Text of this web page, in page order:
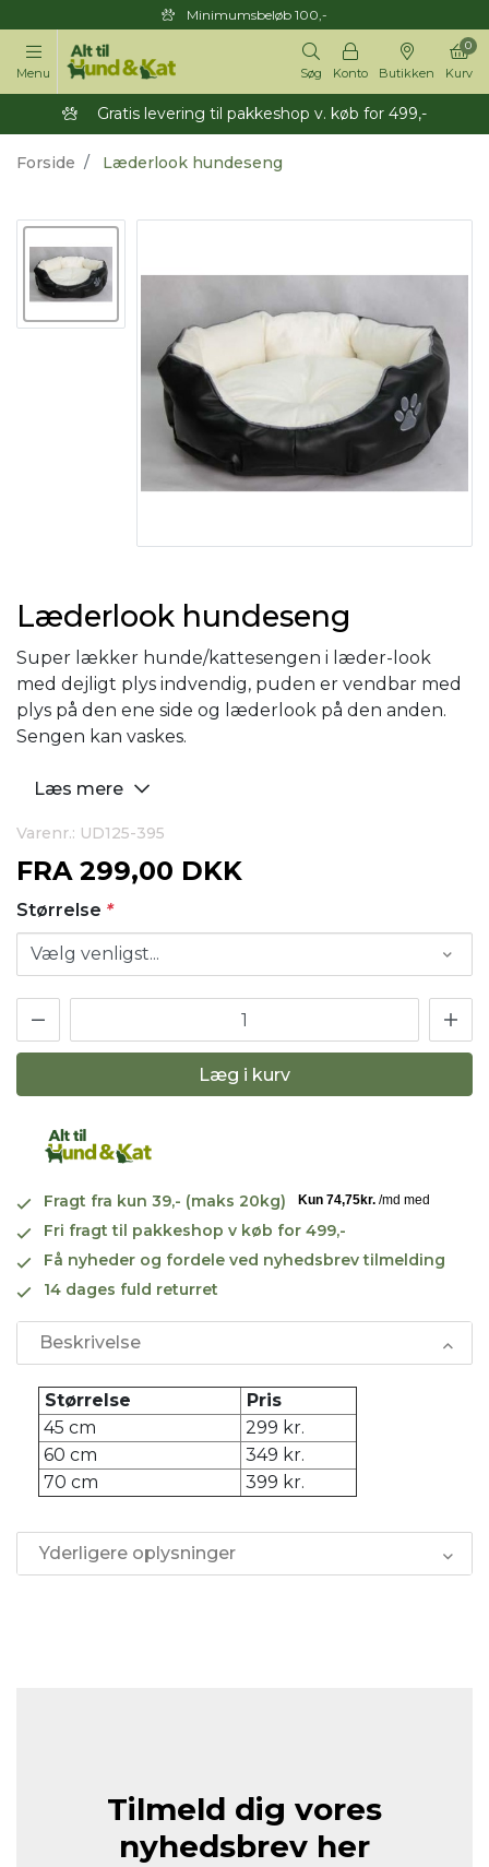
Minimumsbeløb 100,-
Menu Søg Konto Butikken Kurv
0
Gratis levering til pakkeshop v. køb for 499,-
Forside Læderlook hundeseng
Læderlook hundeseng
Super lækker hunde/kattesengen i læder-look
med dejligt plys indvendig, puden er vendbar med
plys på den ene side og læderlook på den anden.
Sengen kan vaskes.
Læs mere
Varenr.: UD125-395
FRA 299,00 DKK
Størrelse *
Læg i kurv
Fragt fra kun 39,- (maks 20kg)
Fri fragt til pakkeshop v køb for 499,-
Få nyheder og fordele ved nyhedsbrev tilmelding
14 dages fuld returret
Beskrivelse
Størrelse
Pris
45 cm
299 kr.
60 cm
349 kr.
70 cm
399 kr.
Yderligere oplysninger
Tilmeld dig vores
nyhedsbrev her